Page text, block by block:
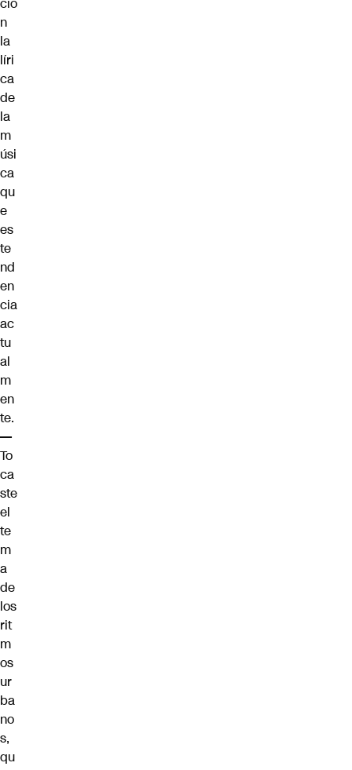
n
la
líri
ca
de
la
m
úsi
ca
qu
e
es
te
nd
en
cia
ac
tu
al
m
en
te.
—
To
ca
ste
el
te
m
a
de
los
rit
m
os
ur
ba
no
s,
qu